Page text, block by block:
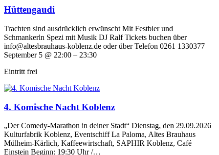
Hüttengaudi
Trachten sind ausdrücklich erwünscht Mit Festbier und
Schmankerln Spezi mit Musik DJ Ralf Tickets buchen über
info@altesbrauhaus-koblenz.de oder über Telefon 0261 1330377
September 5 @ 22:00 – 23:30
Eintritt frei
4. Komische Nacht Koblenz
„Der Comedy-Marathon in deiner Stadt“ Dienstag, den 29.09.2026
Kulturfabrik Koblenz, Eventschiff La Paloma, Altes Brauhaus
Mülheim-Kärlich, Kaffeewirtschaft, SAPHIR Koblenz, Café
Einstein Beginn: 19:30 Uhr /…